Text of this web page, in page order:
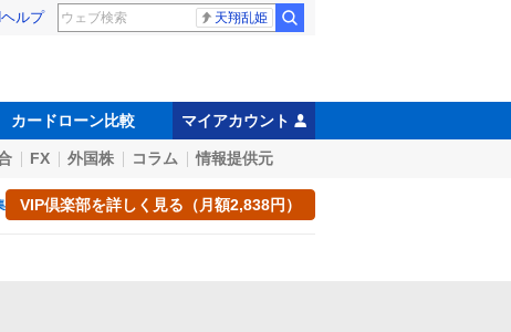
ヘルプ 天翔乱姫
カードローン比較 マイアカウント
FX 外国株 コラム 情報提供元
VIP倶楽部を詳しく見る（月額2,838円）